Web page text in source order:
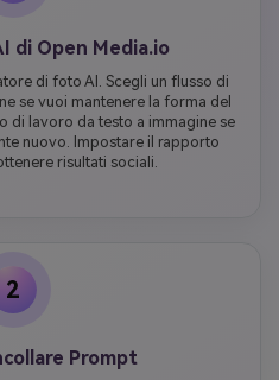
di Open Media.io
di foto AI. Scegli un flusso di
se vuoi mantenere la forma del
di lavoro da testo a immagine se
nuovo. Impostare il rapporto
risultati sociali.
2
Prompt